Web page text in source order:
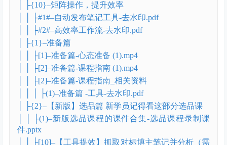
│ ├{10}–矩阵操作，提升效率
│ │ ├#1#–自动发布笔记工具-去水印.pdf
│ │ ├#2#–高效率工作流-去水印.pdf
│ ├{1}–准备篇
│ │ ├[1]–准备篇-心态准备 (1).mp4
│ │ ├[2]–准备篇-课程指南 (1).mp4
│ │ ├[2]–准备篇-课程指南_相关资料
│ │ │ ├(1)–准备篇 -工具-去水印.pdf
│ ├{2}–【新版】选品篇 新学员记得看这部分选品课
│ │ ├(1)–新版选品课程的课件合集-选品课程录制课
件.pptx
│ │ ├[10]–【工具提效】抓取对标博主笔记并分析（需